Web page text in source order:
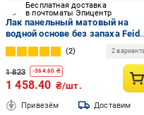
Бесплатная доставка
в почтоматы Эпицентр
Лак панельный матовый на
водной основе без запаха
Acryl-Panellack 2,5 л
(2034870125)
2 2
1 823 -364.60 ₴
1 458.40 ₴/шт.
Привезём Доставим